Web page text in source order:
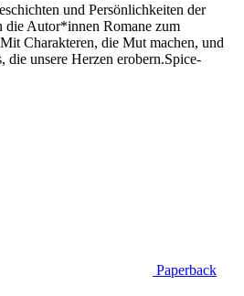
und Persönlichkeiten der
die Autor*innen Romane zum
Charakteren, die Mut machen, und
die unsere Herzen erobern.Spice-
Paperback